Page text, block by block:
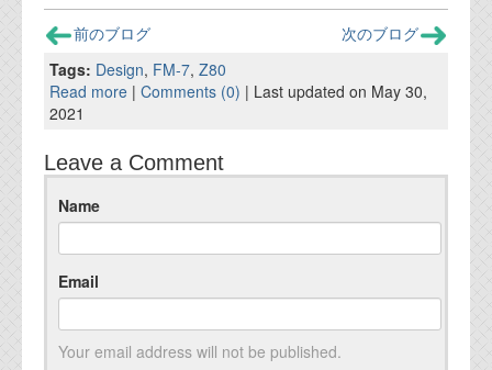
前のブログ
次のブログ
Tags: Design, FM-7, Z80
Read more | Comments (0) | Last updated on May 30,
2021
Leave a Comment
Name
Email
Your email address will not be published.